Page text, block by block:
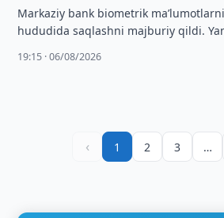
Markaziy bank biometrik
hududida saqlashni majburiy qildi.
19:15 · 06/08/2026
‹ 1 2 3 …